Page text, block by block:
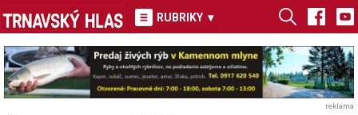
RUBRIKY ▾
reklama